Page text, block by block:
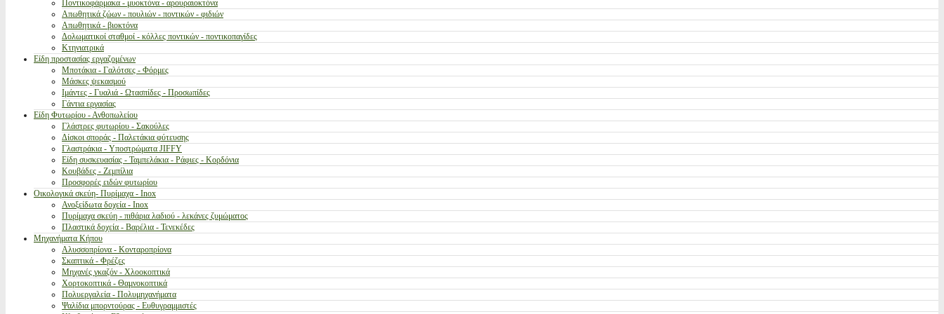
Ποντικοφάρμακα - μυοκτόνα - αρουραιοκτόνα
Απωθητικά ζώων - πουλιών - ποντικών - φιδιών
Απωθητικά - βιοκτόνα
Δολωματικοί σταθμοί - κόλλες ποντικών - ποντικοπαγίδες
Κτηνιατρικά
Είδη προστασίας εργαζομένων
Μποτάκια - Γαλότσες - Φόρμες
Μάσκες ψεκασμού
Ιμάντες - Γυαλιά - Ωτασπίδες - Προσωπίδες
Γάντια εργασίας
Είδη Φυτωρίου - Ανθοπωλείου
Γλάστρες φυτωρίου - Σακούλες
Δίσκοι σποράς - Παλετάκια φύτευσης
Γλαστράκια - Υποστρώματα JIFFY
Είδη συσκευασίας - Ταμπελάκια - Ράφιες - Κορδόνια
Κουβάδες - Ζεμπίλια
Προσφορές ειδών φυτωρίου
Οικολογικά σκεύη- Πυρίμαχα - Inox
Ανοξείδωτα δοχεία - Inox
Πυρίμαχα σκεύη - πιθάρια λαδιού - λεκάνες ζυμώματος
Πλαστικά δοχεία - Βαρέλια - Τενεκέδες
Μηχανήματα Κήπου
Αλυσσοπρίονα - Κονταροπρίονα
Σκαπτικά - Φρέζες
Μηχανές γκαζόν - Χλοοκοπτικά
Χορτοκοπτικά - Θαμνοκοπτικά
Πολυεργαλεία - Πολυμηχανήματα
Ψαλίδια μπορντούρας - Ευθυγραμμιστές